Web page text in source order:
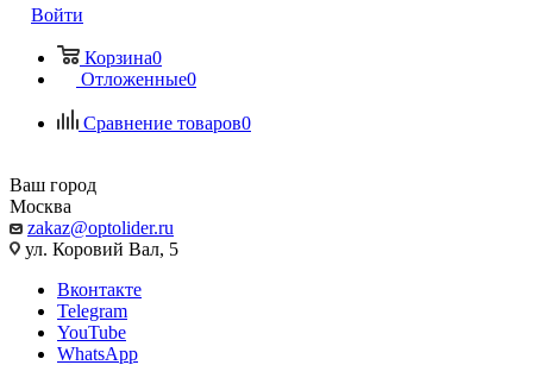
Войти
Корзина0
Отложенные0
Сравнение товаров0
Ваш город
Москва
zakaz@optolider.ru
ул. Коровий Вал, 5
Вконтакте
Telegram
YouTube
WhatsApp